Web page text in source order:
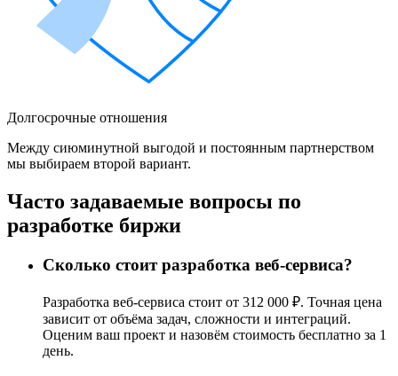
Долгосрочные отношения
Между сиюминутной выгодой и постоянным партнерством
мы выбираем второй вариант.
Часто задаваемые вопросы по
разработке биржи
Сколько стоит разработка веб-сервиса?
Разработка веб-сервиса стоит от 312 000 ₽. Точная цена
зависит от объёма задач, сложности и интеграций.
Оценим ваш проект и назовём стоимость бесплатно за 1
день.